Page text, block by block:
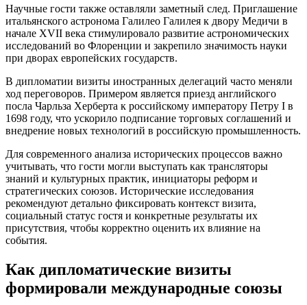
Научные гости также оставляли заметный след. Приглашение
итальянского астронома Галилео Галилея к двору Медичи в
начале XVII века стимулировало развитие астрономических
исследований во Флоренции и закрепило значимость науки
при дворах европейских государств.
В дипломатии визиты иностранных делегаций часто меняли
ход переговоров. Примером является приезд английского
посла Чарльза Херберта к российскому императору Петру I в
1698 году, что ускорило подписание торговых соглашений и
внедрение новых технологий в российскую промышленность.
Для современного анализа исторических процессов важно
учитывать, что гости могли выступать как трансляторы
знаний и культурных практик, инициаторы реформ и
стратегических союзов. Исторические исследования
рекомендуют детально фиксировать контекст визита,
социальный статус гостя и конкретные результаты их
присутствия, чтобы корректно оценить их влияние на
события.
Как дипломатические визиты
формировали международные союзы